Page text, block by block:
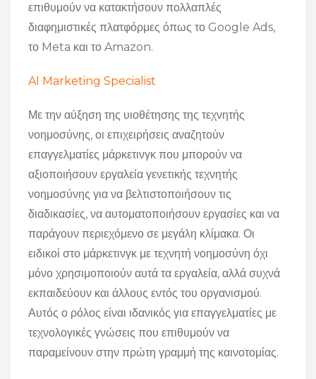
επιθυμούν να κατακτήσουν πολλαπλές
διαφημιστικές πλατφόρμες όπως το Google Ads,
το Meta και το Amazon.
AI Marketing Specialist
Με την αύξηση της υιοθέτησης της τεχνητής
νοημοσύνης, οι επιχειρήσεις αναζητούν
επαγγελματίες μάρκετινγκ που μπορούν να
αξιοποιήσουν εργαλεία γενετικής τεχνητής
νοημοσύνης για να βελτιστοποιήσουν τις
διαδικασίες, να αυτοματοποιήσουν εργασίες και να
παράγουν περιεχόμενο σε μεγάλη κλίμακα. Οι
ειδικοί στο μάρκετινγκ με τεχνητή νοημοσύνη όχι
μόνο χρησιμοποιούν αυτά τα εργαλεία, αλλά συχνά
εκπαιδεύουν και άλλους εντός του οργανισμού.
Αυτός ο ρόλος είναι ιδανικός για επαγγελματίες με
τεχνολογικές γνώσεις που επιθυμούν να
παραμείνουν στην πρώτη γραμμή της καινοτομίας.